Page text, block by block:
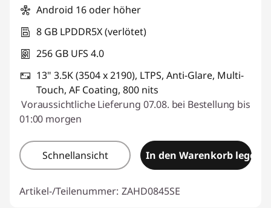
Android 16 oder höher
8 GB LPDDR5X (verlötet)
256 GB UFS 4.0
13" 3.5K (3504 x 2190), LTPS, Anti-Glare, Multi-
Touch, AF Coating, 800 nits
Voraussichtliche Lieferung 07.08. bei Bestellung bis
01:00 morgen
Schnellansicht In den Warenkorb legen
Artikel-/Teilenummer: ZAHD0845SE